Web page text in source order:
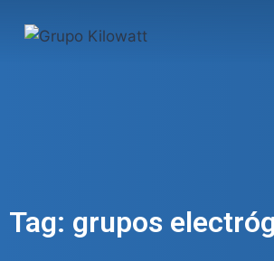
Tag: grupos